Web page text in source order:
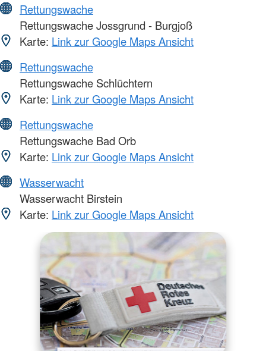
Rettungswache
Rettungswache Jossgrund - Burgjoß
Karte: Link zur Google Maps Ansicht
Rettungswache
Rettungswache Schlüchtern
Karte: Link zur Google Maps Ansicht
Rettungswache
Rettungswache Bad Orb
Karte: Link zur Google Maps Ansicht
Wasserwacht
Wasserwacht Birstein
Karte: Link zur Google Maps Ansicht